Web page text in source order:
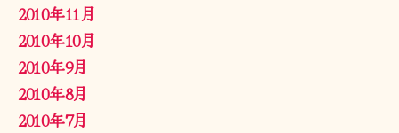
2010年11月
2010年10月
2010年9月
2010年8月
2010年7月